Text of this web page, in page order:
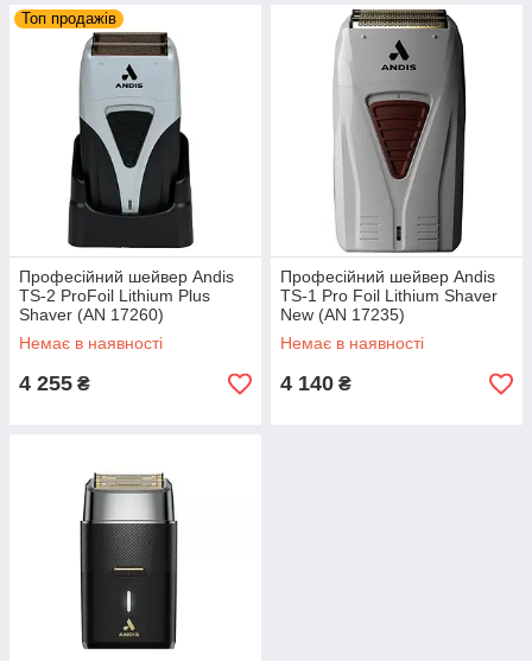
Топ продажів
Професійний шейвер Andis
TS-2 ProFoil Lithium Plus
Shaver (AN 17260)
Немає в наявності
4 255 ₴
Професійний шейвер Andis
TS-1 Pro Foil Lithium Shaver
New (AN 17235)
Немає в наявності
4 140 ₴